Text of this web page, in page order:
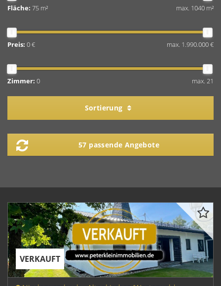
Fläche: 75 m² max. 1040 m²
Preis: 0 € max. 1.990.000 €
Zimmer: 0 max. 21
Sortierung
57 passende Angebote
VERKAUFT